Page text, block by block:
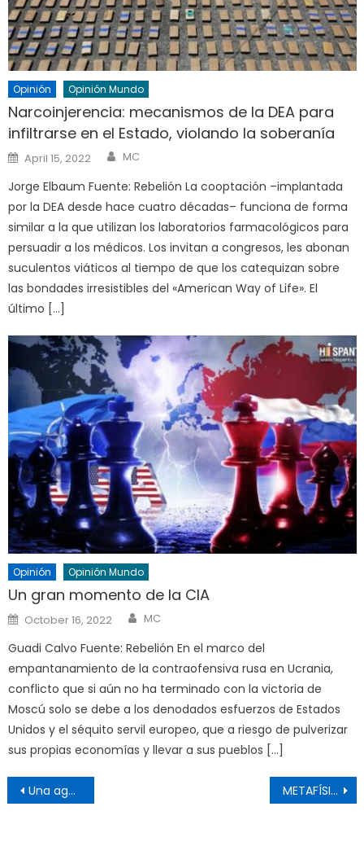
Opinión Opinión Mundo
Narcoinjerencia: mecanismos de la DEA para
infiltrarse en el Estado, violando la soberanía
Posted
on
April 15, 2022 Author
MC
Jorge Elbaum Fuente: Rebelión La cooptación –implantada
por la DEA desde hace cuatro décadas– funciona de forma
similar a la que utilizan los laboratorios farmacológicos para
persuadir a los médicos. Los invitan a congresos, les abonan
suculentos viáticos al tiempo de que los catequizan sobre
las bondades irresistibles del «American Way of Life». El
último […]
Opinión Opinión Mundo
Un gran momento de la CIA
Posted
on
October 16, 2022 Author
MC
Guadi Calvo Fuente: Rebelión En el marco del
empantanamiento de la contraofensiva rusa en Ucrania,
conflicto que si aún no ha terminado con la victoria de
Moscú solo se debe a los denodados esfuerzos de Estados
Unidos y el séquito servil europeo, que a riesgo de pulverizar
sus propias economías y llevar a sus pueblos […]
Post
navigation
Una agenda inédita en el G7 que acaba con cuarenta años de mentiras METAFÍSICAS “POST” Y CONTRAINSURGENCIA “SOFT” – Nestor Kohan